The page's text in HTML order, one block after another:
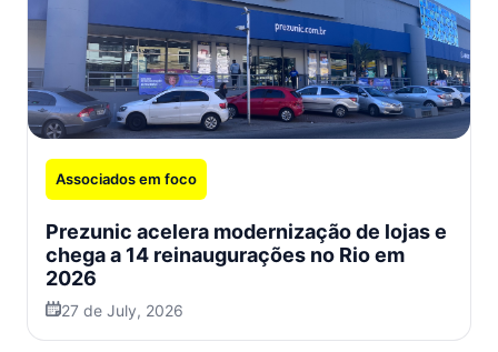
Associados em foco
Prezunic acelera modernização de lojas e
chega a 14 reinaugurações no Rio em
2026
27 de July, 2026